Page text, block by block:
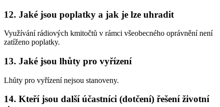
12. Jaké jsou poplatky a jak je lze uhradit
Využívání rádiových kmitočtů v rámci všeobecného oprávnění není
zatíženo poplatky.
13. Jaké jsou lhůty pro vyřízení
Lhůty pro vyřízení nejsou stanoveny.
14. Kteří jsou další účastníci (dotčení) řešení životní